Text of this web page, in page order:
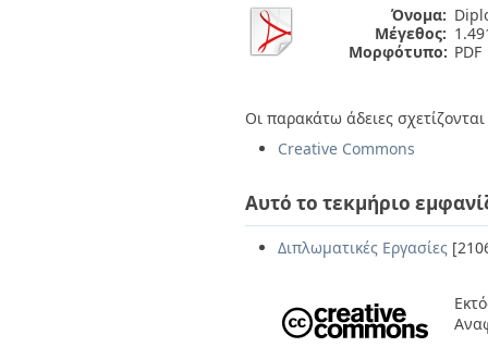
Όνομα:
Μέγεθος:
Μορφότυπο: PDF
Οι παρακάτω άδειες
Creative Commons
Αυτό το τεκμήριο
Διπλωματικές Εργασίες